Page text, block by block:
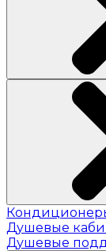
Душевые
Душевые